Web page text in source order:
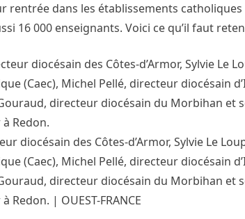
rentrée dans les établissements
16 000 enseignants. Voici ce qu’il faut
diocésain des Côtes-d’Armor, Sylvie Le
(Caec), Michel Pellé, directeur diocésain
directeur diocésain du Morbihan et
Redon. | OUEST-FRANCE